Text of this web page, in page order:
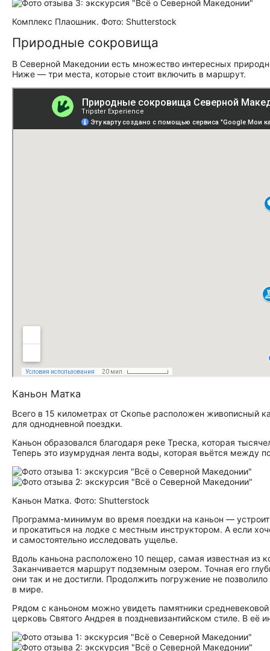
Комплекс Плаошник. Фото: Shutterstock
Природные сокровища
В Северной Македонии есть множество интересных
Ниже — три места, которые стоит включить в маршрут.
Каньон Матка
Всего в 15 километрах от Скопье расположен живописный
для однодневной поездки.
Каньон образовался благодаря реке Треска, которая
Теперь это изумрудная лента воды, которая вьётся между
Каньон Матка. Фото: Shutterstock
Программа-минимум во время поездки на каньон —
и прокатиться на лодке с местным инструктором. А если
и самостоятельно исследовать ущелье.
Вдоль каньона расположено 10 пещер, самая известная из
Заканчивается маршрут подземным озером. Точная его
они так и не достигли. Продолжить погружение не
в мире.
Рядом с каньоном можно увидеть памятники
церковь Святого Андрея в поздневизантийском стиле. В её